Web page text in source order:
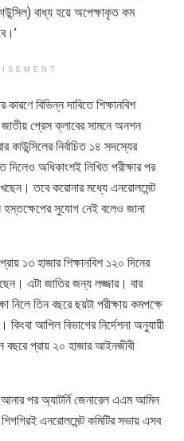
বাধ্য হয়ে অপেক্ষাকৃত কম
কারণে বিভিন্ন দাবিতে শিক্ষানবিশ
প্রেস ক্লাবের সামনে অনশন
কাউন্সিলের নির্বাচিত ১৪ সদস্যের
অধিকাংশই লিখিত পরীক্ষার পর
তবে করোনার মধ্যে এনরোলমেন্ট
হস্তক্ষেপের সুযোগ নেই বলেও জানা
১৩ হাজার শিক্ষানবিশ ১২০ দিনের
এটা জাতির জন্য লজ্জার। বার
নিলে তিন বছরে ছয়টা পরীক্ষায় কমপক্ষে
আপিল বিভাগের নির্দেশনা অনুযায়ী
বছরে প্রায় ২০ হাজার আইনজীবী
পর অ্যাটর্নি জেনারেল এএম আমিন
শিগগিরই এনরোলমেন্ট কমিটির সভায় এসব